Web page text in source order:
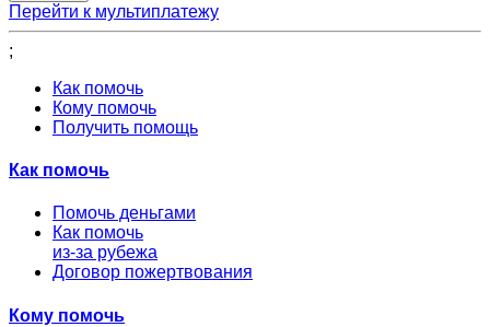
Перейти к мультиплатежу
;
Как помочь
Кому помочь
Получить помощь
Как помочь
Помочь деньгами
Как помочь
из-за рубежа
Договор пожертвования
Кому помочь